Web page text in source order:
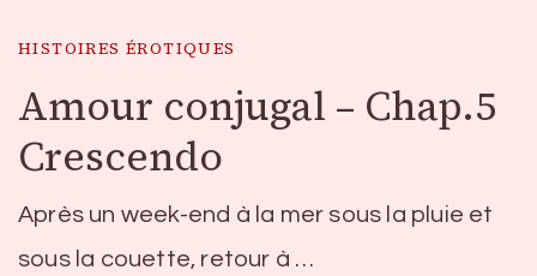
HISTOIRES ÉROTIQUES
Amour conjugal – Chap.5
Crescendo
Après un week-end à la mer sous la pluie et
sous la couette, retour à …